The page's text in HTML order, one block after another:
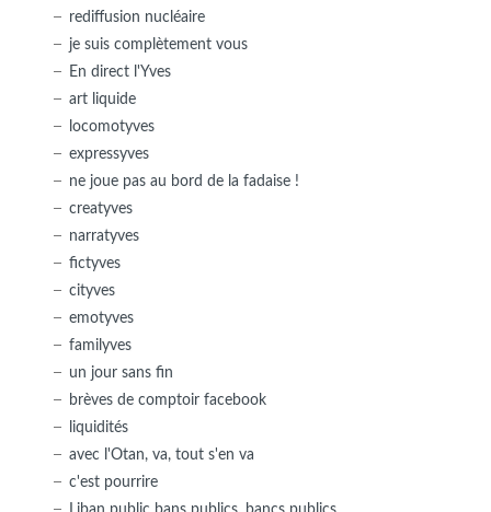
rediffusion nucléaire
je suis complètement vous
En direct l'Yves
art liquide
locomotyves
expressyves
ne joue pas au bord de la fadaise !
creatyves
narratyves
fictyves
cityves
emotyves
familyves
un jour sans fin
brèves de comptoir facebook
liquidités
avec l'Otan, va, tout s'en va
c'est pourrire